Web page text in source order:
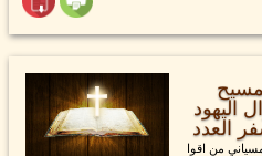
اليهود
العدد
من اقوا